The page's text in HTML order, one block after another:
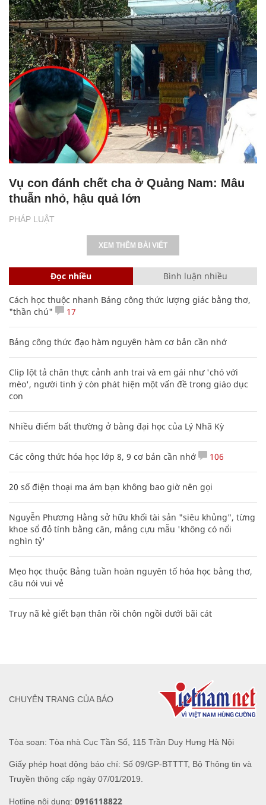
PHÁP LUẬT
Vụ con đánh chết cha ở Quảng Nam: Mâu
thuẫn nhỏ, hậu quả lớn
XEM THÊM BÀI VIẾT
Đọc nhiều Bình luận nhiều
Cách học thuộc nhanh Bảng công thức lượng giác bằng thơ,
"thần chú"
17
Bảng công thức đạo hàm nguyên hàm cơ bản cần nhớ
Clip lột tả chân thực cảnh anh trai và em gái như 'chó với
mèo', người tinh ý còn phát hiện một vấn đề trong giáo dục
con
Nhiều điểm bất thường ở bằng đại học của Lý Nhã Kỳ
Các công thức hóa học lớp 8, 9 cơ bản cần nhớ 106
20 số điện thoại ma ám bạn không bao giờ nên gọi
Nguyễn Phương Hằng sở hữu khối tài sản "siêu khủng", từng
khoe sổ đỏ tính bằng cân, mắng cựu mẫu 'không có nổi
nghìn tỷ'
Mẹo học thuộc Bảng tuần hoàn nguyên tố hóa học bằng thơ,
câu nói vui vẻ
Truy nã kẻ giết bạn thân rồi chôn ngồi dưới bãi cát
Tòa soạn: Tòa nhà Cục Tần Số, 115 Trần Duy Hưng Hà Nội
Giấy phép hoạt động báo chí: Số 09/GP-BTTTT, Bộ Thông tin và
Truyền thông cấp ngày 07/01/2019.
Hotline nội dung: 0916118822
CHUYÊN TRANG CỦA BÁO